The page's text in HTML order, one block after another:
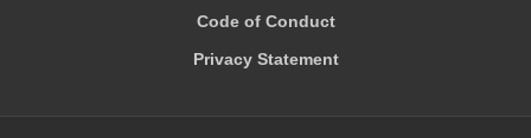
Code of Conduct
Privacy Statement